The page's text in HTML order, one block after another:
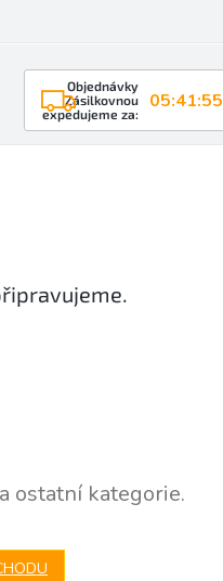
Objednávky
Zásilkovnou
expedujeme za:
05:41:54
ostatní kategorie.